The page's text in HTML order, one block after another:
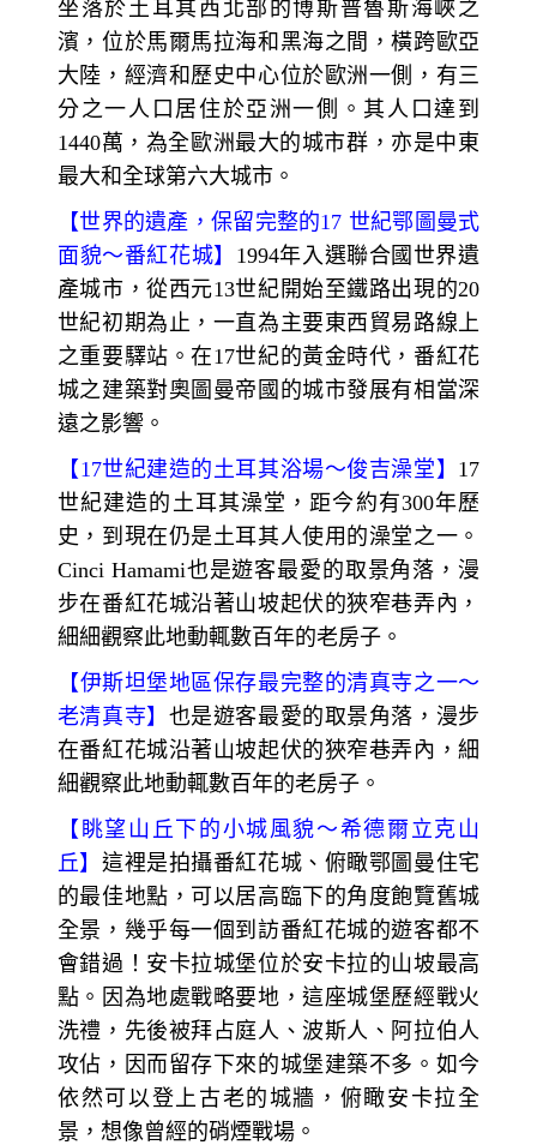
午餐：土耳其風味餐
晚餐：飯店內晚餐
住宿：鄂圖曼風格民宿 或同等級
【下車參觀】俊吉澡堂、老清真寺、希德爾
今日上午飛抵【伊斯坦堡】 -是土耳其最大城
市，亦是該國的經濟、文化和歷史中心。它
坐落於土耳其西北部的博斯普魯斯海峽之
濱，位於馬爾馬拉海和黑海之間，橫跨歐亞
大陸，經濟和歷史中心位於歐洲一側，有三
分之一人口居住於亞洲一側。其人口達到
最大和全球第六大城市。
【
世界的遺產，保留完整的17世紀鄂圖曼式
面貌～番紅花城】1994 年入選聯合國世界遺
產城市，從西元13世紀開始至鐵路出現的20
世紀初期為止，一直為主要東西貿易路線上
城之建築對奧圖曼帝國的城市發展有相當深
遠之影響。
【17世紀建造的土耳其浴場～俊吉澡堂】
史，到現在仍是土耳其人使用的澡堂之一。
Cinci Hamami也是遊客最愛的取景角落，漫
步在番紅花城沿著山坡起伏的狹窄巷弄內，
細細觀察此地動輒數百年的老房子。
【 伊斯坦堡地區保存最完整的清真寺之一～
老清真寺】 也是遊客最愛的取景角落，漫步
在番紅花城沿著山坡起伏的狹窄巷弄內，細
細觀察此地動輒數百年的老房子。
【 眺望山丘下的小城風貌～